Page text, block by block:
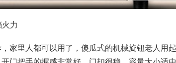
力
家里人都可以用了，傻瓜式的机械旋钮老人用